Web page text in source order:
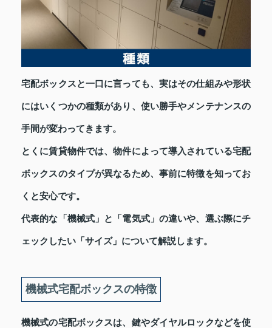
宅配ボックスと一口に言っても、実はその仕組みや形状
にはいくつかの種類があり、使い勝手やメンテナンスの
手間が変わってきます。
とくに賃貸物件では、物件によって導入されている宅配
ボックスのタイプが異なるため、事前に特徴を知ってお
くと安心です。
代表的な「機械式」と「電気式」の違いや、選ぶ際にチ
ェックしたい「サイズ」について解説します。
機械式宅配ボックスの特徴
機械式の宅配ボックスは、鍵やダイヤルロックなどを使